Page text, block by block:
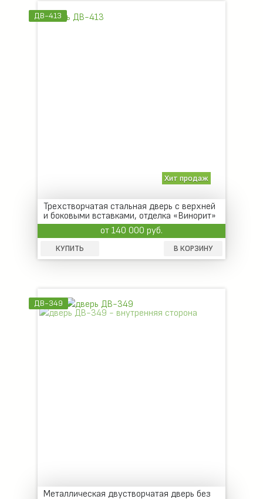
ДВ-413
Хит продаж
Трехстворчатая стальная дверь с верхней
и боковыми вставками, отделка «Винорит»
от 140 000 руб.
КУПИТЬ В КОРЗИНУ
ДВ-349
Металлическая двустворчатая дверь без